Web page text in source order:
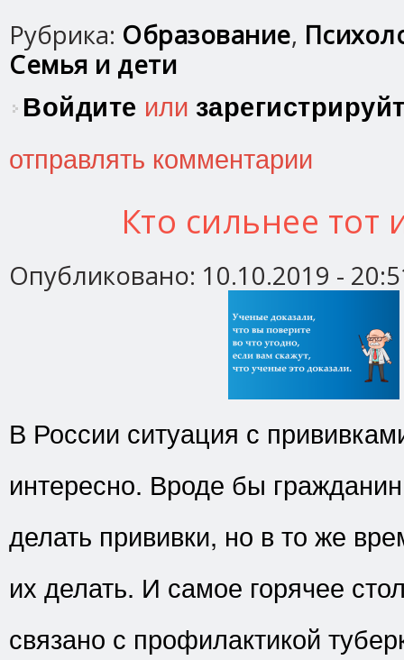
Рубрика: Образование,
Семья и дети
Войдите или
отправлять комментарии
Кто сильнее тот
Опубликовано: 10.10.2019 -
В России ситуация с
интересно. Вроде бы
делать прививки, но в то же
их делать. И самое горячее
связано с профилактикой